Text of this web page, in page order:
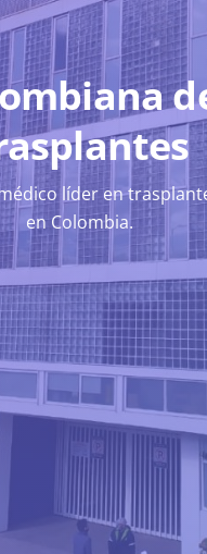
líder en
en Colombia.